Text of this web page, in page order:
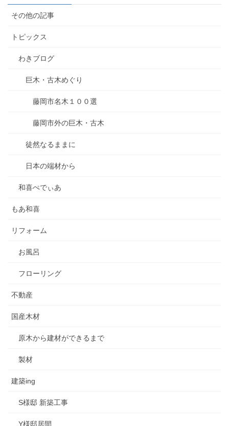
その他の記事
トピックス
わきブログ
巨木・古木めぐり
藤岡市名木１００選
藤岡市外の巨木・古木
徒然なるままに
日本の端材から
和喜ぺでぃあ
もあ和喜
リフォーム
お風呂
フローリング
不動産
国産木材
原木から建材ができるまで
製材
建築ing
S様邸 新築工事
Y様邸居間